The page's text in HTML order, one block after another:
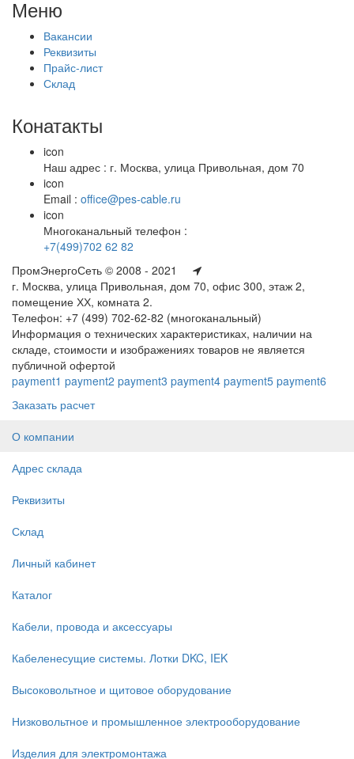
Меню
Вакансии
Реквизиты
Прайс-лист
Склад
Конатакты
icon
Наш адрес : г. Москва, улица Привольная, дом 70
icon
Email : office@pes-cable.ru
icon
Многоканальный телефон :
+7(499)702 62 82
ПромЭнергоСеть © 2008 - 2021
г. Москва, улица Привольная, дом 70, офис 300, этаж 2,
помещение ХХ, комната 2.
Телефон: +7 (499) 702-62-82 (многоканальный)
Информация о технических характеристиках, наличии на
складе, стоимости и изображениях товаров не является
публичной офертой
payment1 payment2 payment3 payment4 payment5 payment6
Заказать расчет
О компании
Адрес склада
Реквизиты
Склад
Личный кабинет
Каталог
Кабели, провода и аксессуары
Кабеленесущие системы. Лотки DKC, IEK
Высоковольтное и щитовое оборудование
Низковольтное и промышленное электрооборудование
Изделия для электромонтажа